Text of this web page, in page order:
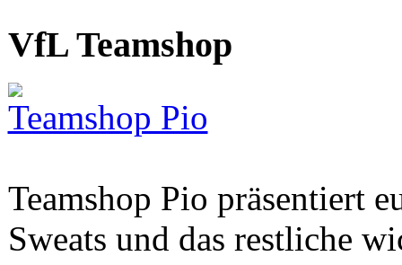
VfL Teamshop
Teamshop Pio
Teamshop Pio präsentiert
Sweats und das restliche